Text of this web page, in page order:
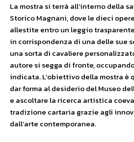
La mostra si terrà all’interno della
Storico Magnani, dove le dieci
allestite entro un leggio
in corrispondenza di una delle sue
una sorta di cavaliere
autore si segga di fronte,
indicata. L’obiettivo della mostra è
dar forma al desiderio del Museo
e ascoltare la ricerca artistica
tradizione cartaria grazie agli
dall’arte contemporanea.